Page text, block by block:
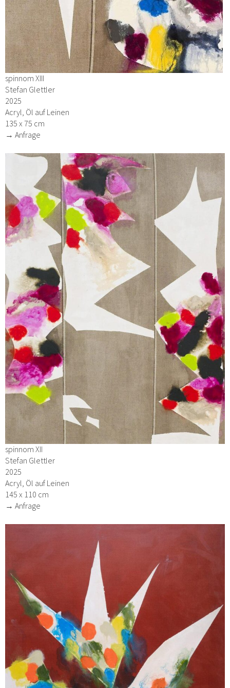
spinnom XIII
Stefan Glettler
2025
Acryl, Öl auf Leinen
135 x 75 cm
→ Anfrage
spinnom XII
Stefan Glettler
2025
Acryl, Öl auf Leinen
145 x 110 cm
→ Anfrage